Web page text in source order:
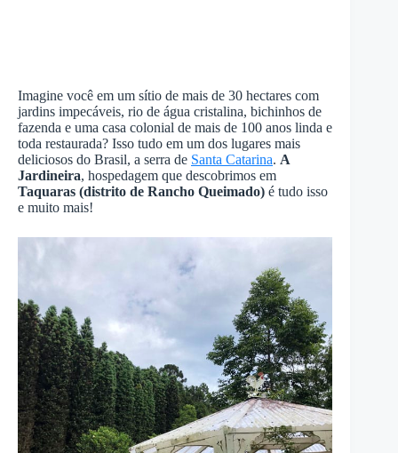
Imagine você em um sítio de mais de 30 hectares com
jardins impecáveis, rio de água cristalina, bichinhos de
fazenda e uma casa colonial de mais de 100 anos linda e
toda restaurada? Isso tudo em um dos lugares mais
deliciosos do Brasil, a serra de Santa Catarina. A
Jardineira, hospedagem que descobrimos em
Taquaras (distrito de Rancho Queimado) é tudo isso
e muito mais!